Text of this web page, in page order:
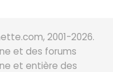
2001-2026.
et des forums
et entière des